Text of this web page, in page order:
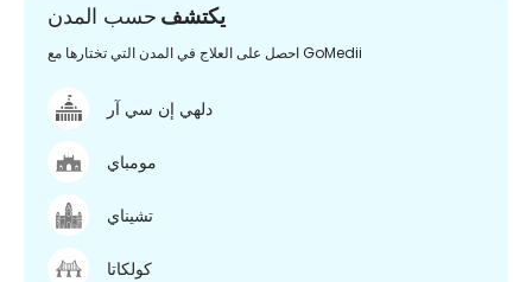
يكتشف حسب المدن
احصل على العلاج في المدن التي تختارها مع GoMedii
دلهي إن سي آر
مومباي
تشيناي
كولكاتا